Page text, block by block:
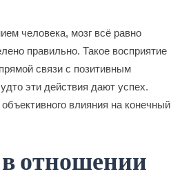
человека, мозг всё равно
правильно. Такое восприятие
связи с позитивным
эти действия дают успех.
влияния на конечный
отношении